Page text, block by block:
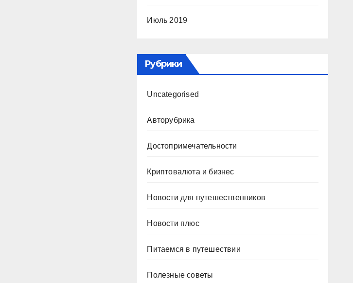
Июль 2019
Рубрики
Uncategorised
Авторубрика
Достопримечательности
Криптовалюта и бизнес
Новости для путешественников
Новости плюс
Питаемся в путешествии
Полезные советы